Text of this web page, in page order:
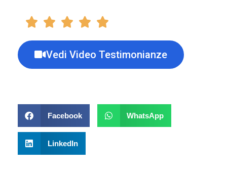
Vedi Video Testimonianze
Facebook WhatsApp
LinkedIn